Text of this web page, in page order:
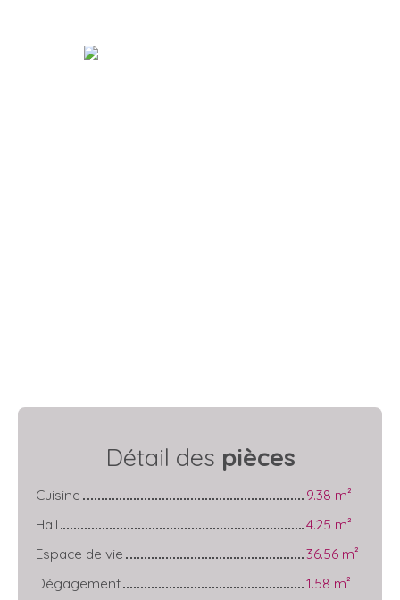
Détail des pièces
Cuisine
9.38 m²
Hall
4.25 m²
Espace de vie
36.56 m²
Dégagement
1.58 m²